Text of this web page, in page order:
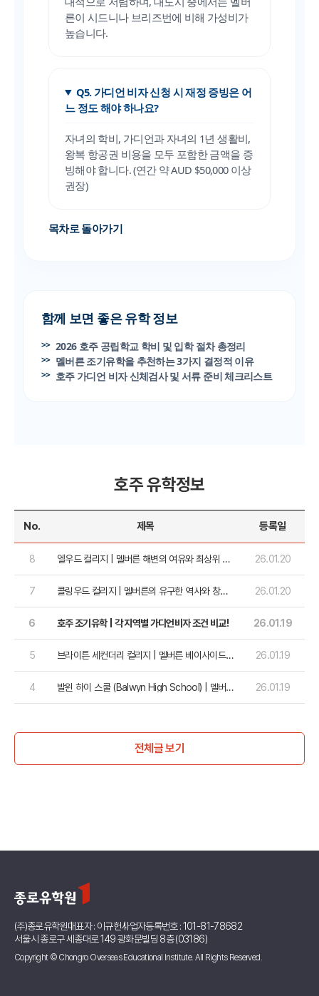
른이 시드니나 브리즈번에 비해 가성비가
높습니다.
Q5. 가디언 비자 신청 시 재정 증빙은 어
느 정도 해야 하나요?
자녀의 학비, 가디언과 자녀의 1년 생활비,
왕복 항공권 비용을 모두 포함한 금액을 증
빙해야 합니다. (연간 약 AUD $50,000 이상
권장)
목차로 돌아가기
함께 보면 좋은 유학 정보
2026 호주 공립학교 학비 및 입학 절차 총정리
멜버른 조기유학을 추천하는 3가지 결정적 이유
호주 가디언 비자 신체검사 및 서류 준비 체크리스트
호주 유학정보
No. 제목 등록일
8
엘우드 컬리지 | 멜버른 해변의 여유와 최상위 학
26.01.20
7
콜링우드 컬리지 | 멜버른의 유구한 역사와 창의
26.01.20
6 호주 조기유학 | 각 지역별 가디언비자 조건 비교! 26.01.19
5
브라이튼 세컨더리 컬리지 | 멜버른 베이사이드
26.01.19
4
발윈 하이 스쿨 (Balwyn High School) | 멜버
26.01.19
전체글 보기
(주)종로유학원대표자 : 이규헌사업자등록번호 : 101-81-78682
서울시 종로구 세종대로 149 광화문빌딩 8층 (03186)
Copyright © Chongro Overseas Educational Institute. All Rights Reserved.